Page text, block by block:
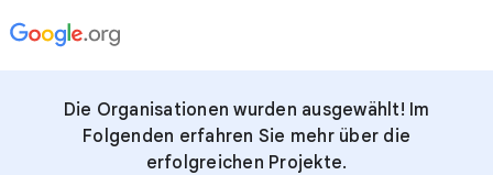
Die Organisationen wurden ausgewählt! Im
Folgenden erfahren Sie mehr über die
erfolgreichen Projekte.